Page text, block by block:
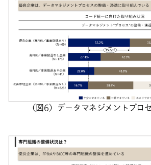
（図6）データマネジメントプロ